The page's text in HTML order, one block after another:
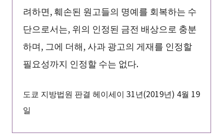
려하면, 훼손된 원고들의 명예를 회복하는 수
단으로서는, 위의 인정된 금전 배상으로 충분
하며, 그에 더해, 사과 광고의 게재를 인정할
필요성까지 인정할 수는 없다.
도쿄 지방법원 판결 헤이세이 31년(2019년) 4월 19
일